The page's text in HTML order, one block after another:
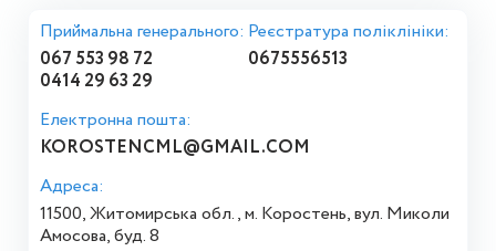
Приймальна генерального:
067 553 98 72
0414 29 63 29
Реєстратура поліклініки:
0675556513
Електронна пошта:
KOROSTENCML@GMAIL.COM
Адреса:
11500, Житомирська обл., м. Коростень, вул. Миколи
Амосова, буд. 8